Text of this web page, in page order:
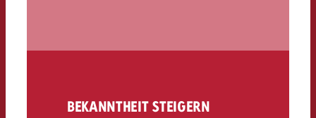
BEKANNTHEIT STEIGERN